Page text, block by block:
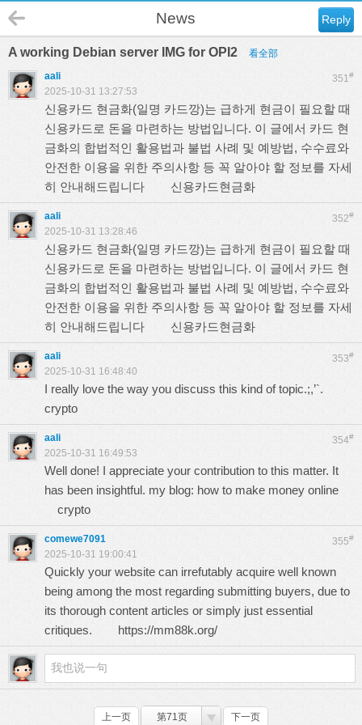
Reply
News
A working Debian server IMG for OPI2 看全部
351#
aali
2025-10-31 13:27:53
신용카드 현금화(일명 카드깡)는 급하게 현금이 필요할 때
신용카드로 돈을 마련하는 방법입니다. 이 글에서 카드 현
금화의 합법적인 활용법과 불법 사례 및 예방법, 수수료와
안전한 이용을 위한 주의사항 등 꼭 알아야 할 정보를 자세
히 안내해드립니다 신용카드현금화
352#
aali
2025-10-31 13:28:46
신용카드 현금화(일명 카드깡)는 급하게 현금이 필요할 때
신용카드로 돈을 마련하는 방법입니다. 이 글에서 카드 현
금화의 합법적인 활용법과 불법 사례 및 예방법, 수수료와
안전한 이용을 위한 주의사항 등 꼭 알아야 할 정보를 자세
히 안내해드립니다 신용카드현금화
353#
aali
2025-10-31 16:48:40
I really love the way you discuss this kind of topic.;,’`.
crypto
354#
aali
2025-10-31 16:49:53
Well done! I appreciate your contribution to this matter. It
has been insightful. my blog: how to make money online
crypto
355#
comewe7091
2025-10-31 19:00:41
Quickly your website can irrefutably acquire well known
being among the most regarding submitting buyers, due to
its thorough content articles or simply just essential
critiques. https://mm88k.org/
上一页 第71页 下一页